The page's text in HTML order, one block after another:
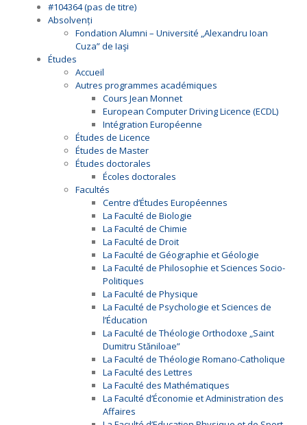
#104364 (pas de titre)
Absolvenți
Fondation Alumni – Université „Alexandru Ioan
Cuza” de Iaşi
Études
Accueil
Autres programmes académiques
Cours Jean Monnet
European Computer Driving Licence (ECDL)
Intégration Européenne
Études de Licence
Études de Master
Études doctorales
Écoles doctorales
Facultés
Centre d’Études Européennes
La Faculté de Biologie
La Faculté de Chimie
La Faculté de Droit
La Faculté de Géographie et Géologie
La Faculté de Philosophie et Sciences Socio-
Politiques
La Faculté de Physique
La Faculté de Psychologie et Sciences de
l’Éducation
La Faculté de Théologie Orthodoxe „Saint
Dumitru Stăniloae”
La Faculté de Théologie Romano-Catholique
La Faculté des Lettres
La Faculté des Mathématiques
La Faculté d’Économie et Administration des
Affaires